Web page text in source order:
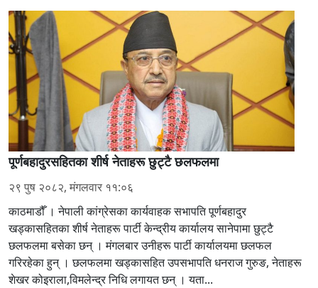
पूर्णबहादुरसहितका शीर्ष नेताहरू छुट्टै छलफलमा
२९ पुष २०८२, मंगलवार ११:०६
काठमाडौँ । नेपाली कांग्रेसका कार्यवाहक सभापति पूर्णबहादुर
खड्कासहितका शीर्ष नेताहरू पार्टी केन्द्रीय कार्यालय सानेपामा छुट्टै
छलफलमा बसेका छन् । मंगलबार उनीहरू पार्टी कार्यालयमा छलफल
गरिरहेका हुन् । छलफलमा खड्कासहित उपसभापति धनराज गुरुङ, नेताहरू
शेखर कोइराला,विमलेन्द्र निधि लगायत छन् । यता...